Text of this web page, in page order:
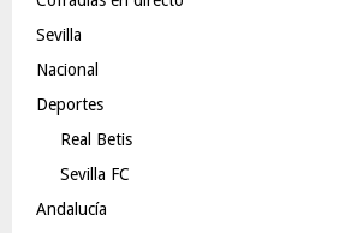
Sevilla
Nacional
Deportes
Real Betis
Sevilla FC
Andalucía